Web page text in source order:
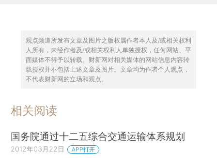
观点频道所发布文章及图片之版权属作者本人及/或相关权利
人所有，未经作者及/或相关权利人单独授权，任何网站、平
面媒体不得予以转载。财新网对相关媒体的网站信息内容转
载授权并不包括上述文章及图片。文章均为作者个人观点，
不代表财新网的立场和观点。
相关阅读
国务院通过十二五综合交通运输体系规划
2012年03月22日 APP打开